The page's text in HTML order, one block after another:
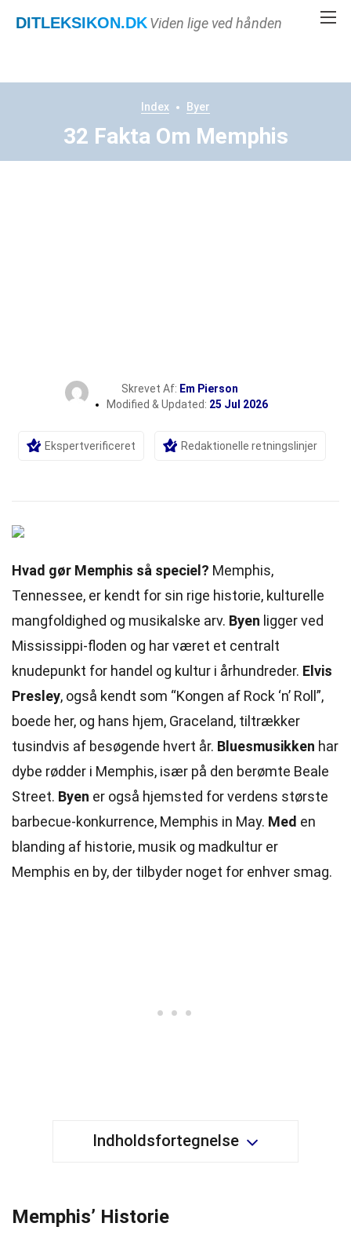
DITLEKSIKON.DKViden lige ved hånden
Index Byer
32 Fakta Om Memphis
Skrevet Af: Em Pierson
Modified & Updated: 25 Jul 2026
Ekspertverificeret Redaktionelle retningslinjer
Hvad gør Memphis så speciel? Memphis,
Tennessee, er kendt for sin rige historie, kulturelle
mangfoldighed og musikalske arv. Byen ligger ved
Mississippi-floden og har været et centralt
knudepunkt for handel og kultur i århundreder. Elvis
Presley, også kendt som “Kongen af Rock ‘n’ Roll”,
boede her, og hans hjem, Graceland, tiltrækker
tusindvis af besøgende hvert år. Bluesmusikken har
dybe rødder i Memphis, især på den berømte Beale
Street. Byen er også hjemsted for verdens største
barbecue-konkurrence, Memphis in May. Med en
blanding af historie, musik og madkultur er
Memphis en by, der tilbyder noget for enhver smag.
Indholdsfortegnelse
Memphis’ Historie